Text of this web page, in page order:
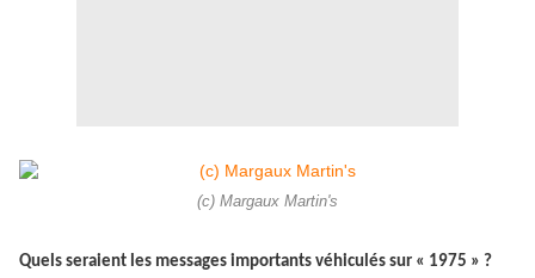
(c) Margaux Martin's
Quels seraient les messages importants véhiculés sur « 1975 » ?